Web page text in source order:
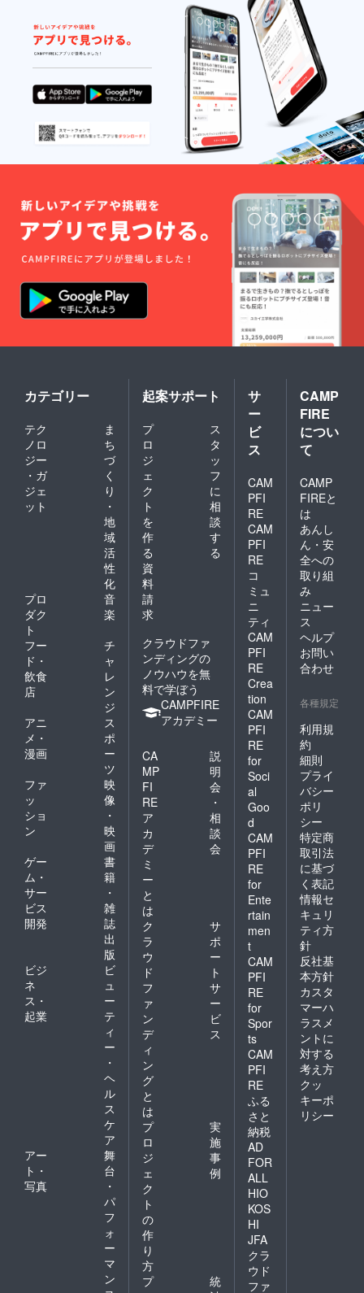
カテゴリー
テク
ノロ
ジー
・ガ
ジェ
ット
ま
ち
づ
く
り
・
地
域
活
性
化
プロ
ダク
ト
音
楽
フー
ド・
飲食
店
チ
ャ
レ
ン
ジ
アニ
メ・
漫画
ス
ポ
ー
ツ
ファ
ッ
ショ
ン
映
像
・
映
画
ゲー
ム・
サー
ビス
開発
書
籍
・
雑
誌
出
版
ビジ
ネ
ス・
起業
ビ
ュ
ー
テ
ィ
ー
・
ヘ
ル
ス
ケ
ア
アー
ト・
写真
舞
台
・
パ
フ
ォ
ー
マ
ン
起案サポート
プ
ロ
ジ
ェ
ク
ト
を
作
る
ス
タ
ッ
フ
に
相
談
す
る
資
料
請
求
クラウドファ
ンディングの
ノウハウを無
料で学ぼう
CAMPFIRE
アカデミー
CA
MP
FI
RE
ア
カ
デ
ミ
ー
と
は
説
明
会
・
相
談
会
ク
ラ
ウ
ド
フ
ァ
ン
デ
ィ
ン
グ
と
は
サ
ポ
ー
ト
サ
ー
ビ
ス
プ
ロ
ジ
ェ
ク
ト
の
作
り
方
実
施
事
例
プ
統
サ
ー
ビ
ス
CAM
PFI
RE
CAM
PFI
RE
コ
ミュ
ニ
ティ
CAM
PFI
RE
Crea
tion
CAM
PFI
RE
for
Soci
al
Goo
d
CAM
PFI
RE
for
Ente
rtain
men
t
CAM
PFI
RE
for
Spor
ts
CAM
PFI
RE
ふる
さと
納税
AD
FOR
ALL
HIO
KOS
HI
JFA
クラ
ウド
ファ
CAMP
FIRE
につい
て
CAMP
FIREと
は
あんし
ん・安
全への
取り組
み
ニュー
ス
ヘルプ
お問い
合わせ
各種規定
利用規
約
細則
プライ
バシー
ポリ
シー
特定商
取引法
に基づ
く表記
情報セ
キュリ
ティ方
針
反社基
本方針
カスタ
マーハ
ラスメ
ントに
対する
考え方
クッ
キーポ
リシー